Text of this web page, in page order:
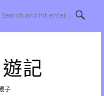
記
子